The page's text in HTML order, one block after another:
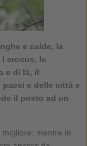
e calde, la
I crocus, le
e di là, il
e delle città e
il posto ad un
mentre in